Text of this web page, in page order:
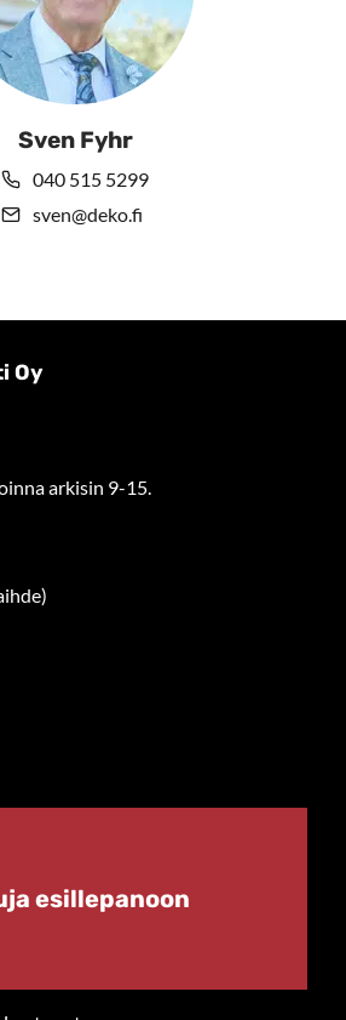
Sven Fyhr
040 515 5299
sven@deko.fi
Oy
arkisin 9-15.
esillepanoon